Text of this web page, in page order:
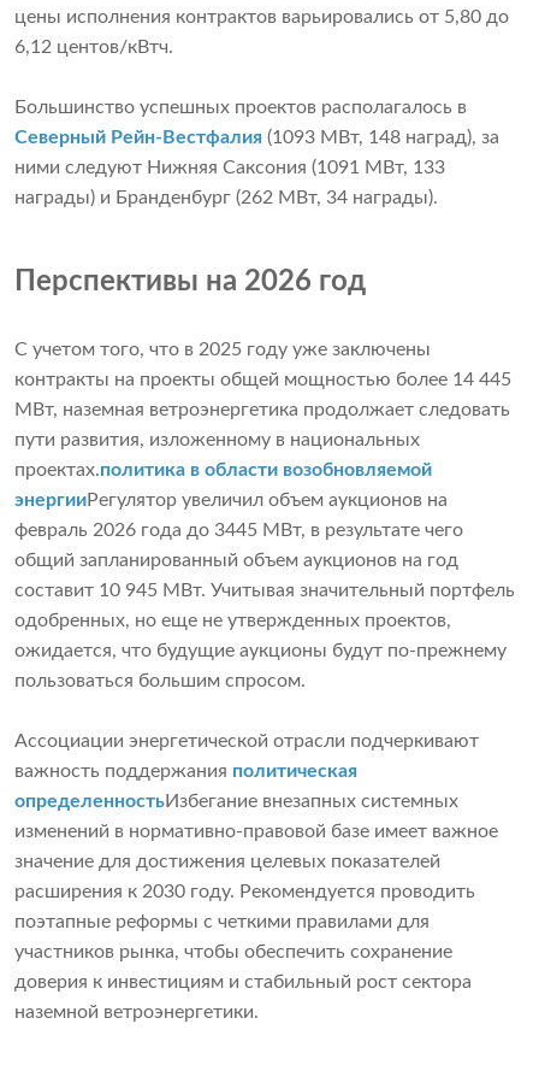
цены исполнения контрактов варьировались от 5,80 до
6,12 центов/кВтч.
Большинство успешных проектов располагалось в
Северный Рейн-Вестфалия (1093 МВт, 148 наград), за
ними следуют Нижняя Саксония (1091 МВт, 133
награды) и Бранденбург (262 МВт, 34 награды).
Перспективы на 2026 год
С учетом того, что в 2025 году уже заключены
контракты на проекты общей мощностью более 14 445
МВт, наземная ветроэнергетика продолжает следовать
пути развития, изложенному в национальных
проектах.политика в области возобновляемой
энергииРегулятор увеличил объем аукционов на
февраль 2026 года до 3445 МВт, в результате чего
общий запланированный объем аукционов на год
составит 10 945 МВт. Учитывая значительный портфель
одобренных, но еще не утвержденных проектов,
ожидается, что будущие аукционы будут по-прежнему
пользоваться большим спросом.
Ассоциации энергетической отрасли подчеркивают
важность поддержания политическая
определенностьИзбегание внезапных системных
изменений в нормативно-правовой базе имеет важное
значение для достижения целевых показателей
расширения к 2030 году. Рекомендуется проводить
поэтапные реформы с четкими правилами для
участников рынка, чтобы обеспечить сохранение
доверия к инвестициям и стабильный рост сектора
наземной ветроэнергетики.